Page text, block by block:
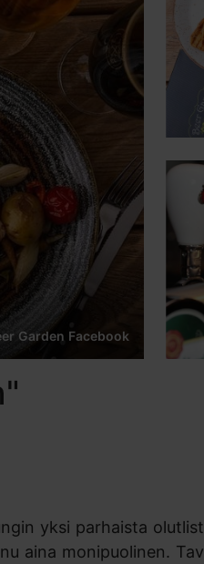
Garden Facebook
yksi parhaista
aina monipuolinen.